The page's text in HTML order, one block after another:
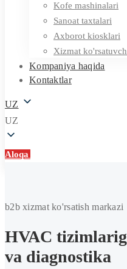
Kofe mashinalari
Sanoat taxtalari
Axborot kiosklari
Xizmat
Kompaniya haqida
Kontaktlar
UZ
UZ
Aloqa
texnik
xizmat
ko'rsatish
b2b xizmat ko'rsatish markazi
HVAC
va diagnostika